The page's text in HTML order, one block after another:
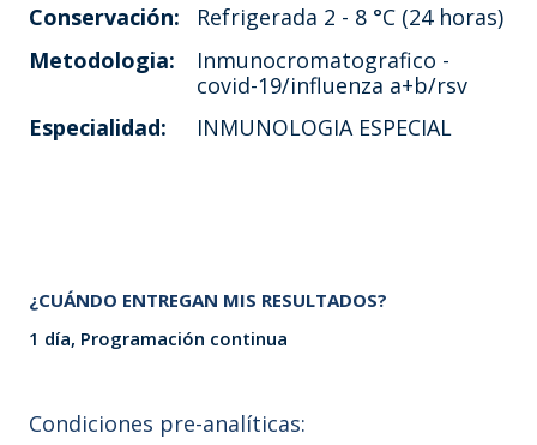
Conservación:
Refrigerada 2 - 8 °C (24 horas)
Metodologia:
Inmunocromatografico -
covid-19/influenza a+b/rsv
Especialidad:
INMUNOLOGIA ESPECIAL
¿CUÁNDO ENTREGAN MIS RESULTADOS?
1 día, Programación continua
Condiciones pre-analíticas: